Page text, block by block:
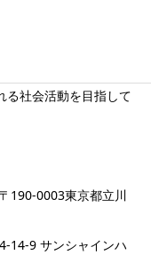
る社会活動を目指して
190-0003東京都立川
14-9 サンシャインハ